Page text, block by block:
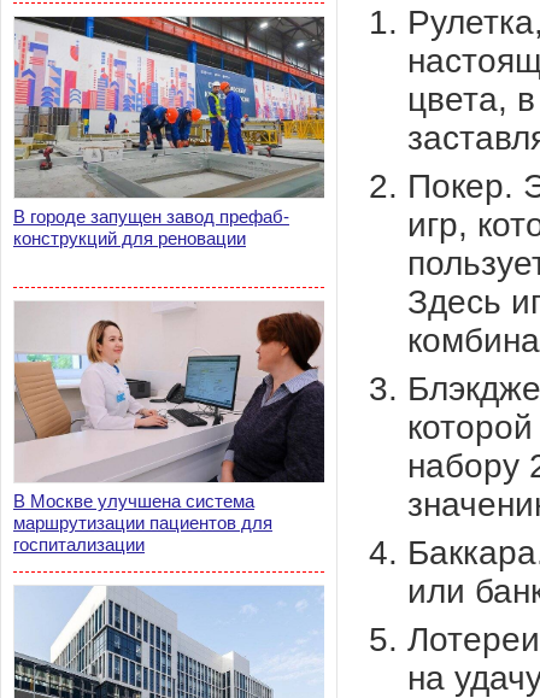
В городе запущен завод префаб-
конструкций для реновации
В Москве улучшена система
маршрутизации пациентов для
госпитализации
цвета,
Покер.
игр,
Здесь
набору
или
на